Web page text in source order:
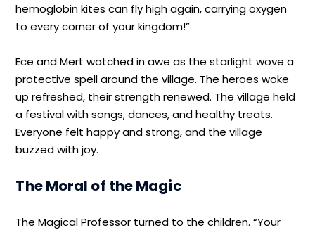
hemoglobin kites can fly high again, carrying oxygen
to every corner of your kingdom!”
Ece and Mert watched in awe as the starlight wove a
protective spell around the village. The heroes woke
up refreshed, their strength renewed. The village held
a festival with songs, dances, and healthy treats.
Everyone felt happy and strong, and the village
buzzed with joy.
The Moral of the Magic
The Magical Professor turned to the children. “Your